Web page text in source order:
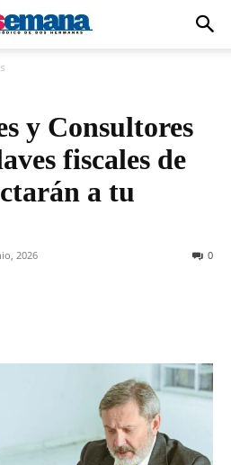
y Consultores
fiscales de
a tu
2026 0